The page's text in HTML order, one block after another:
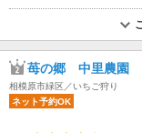
苺の郷 中里農園
相模原市緑区／いちご狩り
ネット予約OK